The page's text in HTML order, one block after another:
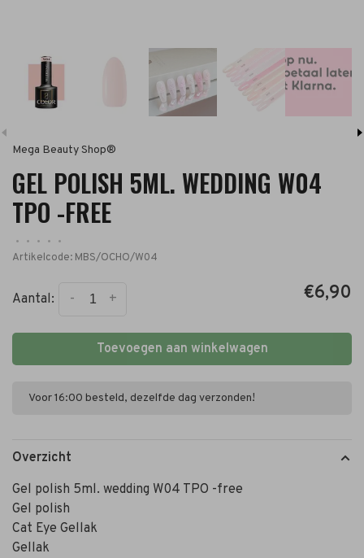
Mega Beauty Shop®
GEL POLISH 5ML. WEDDING W04
TPO -FREE
• • • •
•
Artikelcode: MBS/OCHO/W04
Aantal: +
- €6,90
Toevoegen aan winkelwagen
Voor 16:00 besteld, dezelfde dag verzonden!
Overzicht
Gel polish 5ml. wedding W04 TPO -free
Gel polish
Cat Eye Gellak
Gellak